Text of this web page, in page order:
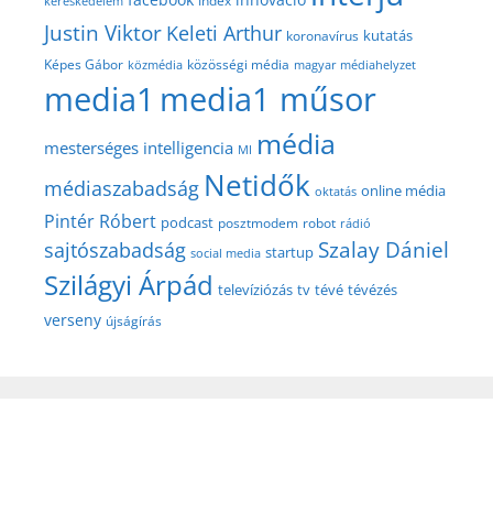
Justin Viktor Keleti Arthur koronavírus kutatás
Képes Gábor közmédia közösségi média magyar médiahelyzet
media1 media1 műsor
mesterséges intelligencia MI média
médiaszabadság Netidők oktatás online média
Pintér Róbert podcast posztmodem robot rádió
sajtószabadság social media startup Szalay Dániel
Szilágyi Árpád televíziózás tv tévé tévézés
verseny újságírás